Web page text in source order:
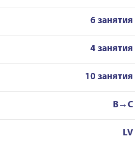
6 занятия
4 занятия
10 занятия
B→C
LV